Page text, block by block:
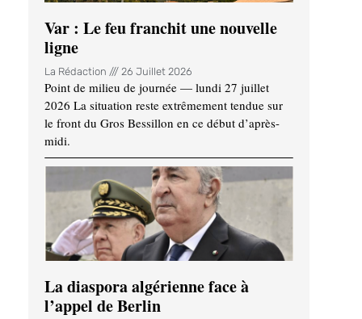
Var : Le feu franchit une nouvelle
ligne
La Rédaction 26 Juillet 2026
Point de milieu de journée — lundi 27 juillet
2026 La situation reste extrêmement tendue sur
le front du Gros Bessillon en ce début d’après-
midi.
La diaspora algérienne face à
l’appel de Berlin